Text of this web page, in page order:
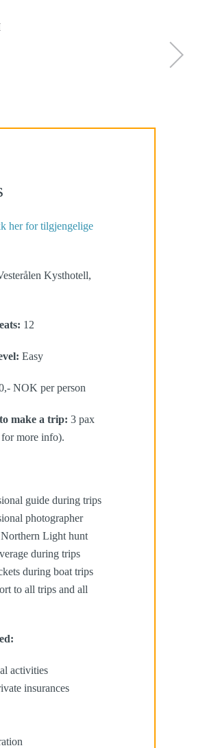
her for tilgjengelige
Kysthotell,
12
Easy
NOK per person
make a trip: 3 pax
more info).
guide during trips
photographer
Light hunt
during trips
during boat trips
to all trips and all
activities
insurances